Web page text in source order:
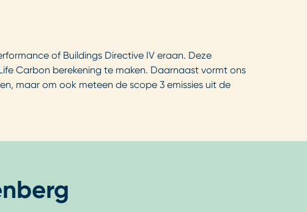
of Buildings Directive IV eraan. Deze
Carbon berekening te maken. Daarnaast vormt ons
maar om ook meteen de scope 3 emissies uit de